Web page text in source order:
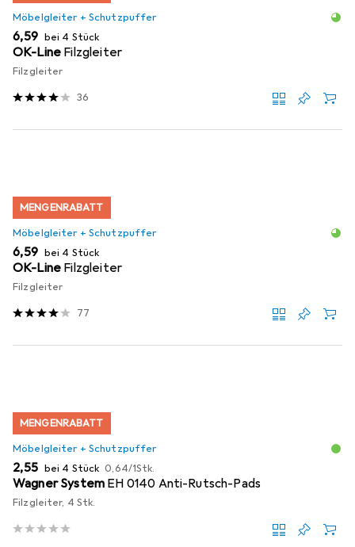
Möbelgleiter + Schutzpuffer
EUR
6,59 bei 4 Stück
OK-Line Filzgleiter
Filzgleiter
36
MENGENRABATT
Möbelgleiter + Schutzpuffer
EUR
6,59 bei 4 Stück
OK-Line Filzgleiter
Filzgleiter
77
MENGENRABATT
Möbelgleiter + Schutzpuffer
EUR
2,55 bei 4 Stück EUR
0,64/1Stk.
Wagner System EH 0140 Anti-Rutsch-Pads
Filzgleiter, 4 Stk.